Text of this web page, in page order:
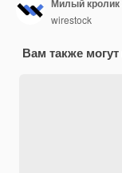
Милый кролик
wirestock
Вам также